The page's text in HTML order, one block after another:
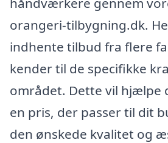
orangeri-tilbygning.dk.
indhente tilbud fra flere
kender til de specifikke
området. Dette vil hjælpe
en pris, der passer til dit
den ønskede kvalitet og